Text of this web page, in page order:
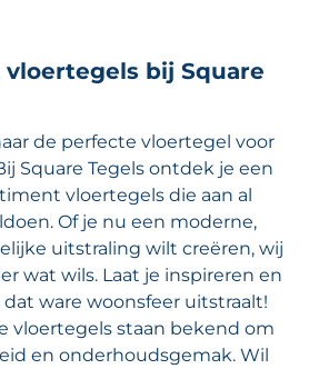
bij Square
de perfecte vloertegel voor
Square Tegels ontdek je een
vloertegels die aan al
Of je nu een moderne,
uitstraling wilt creëren, wij
wat wils. Laat je inspireren en
ware woonsfeer uitstraalt!
vloertegels staan bekend om
en onderhoudsgemak. Wil